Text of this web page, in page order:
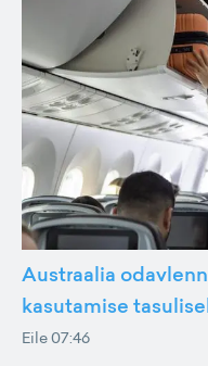
Austraalia
kasutamise
Eile 07:46